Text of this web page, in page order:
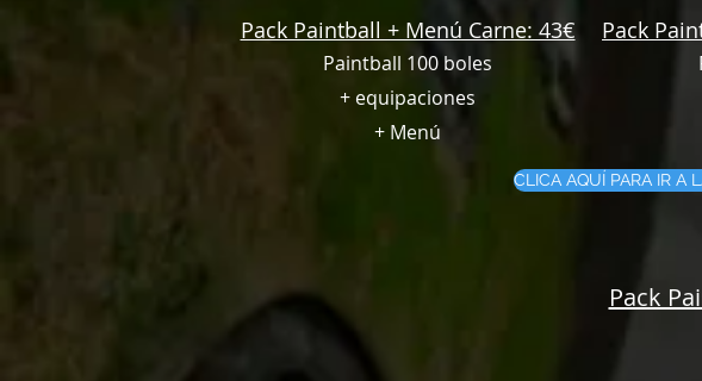
Pack Paintball + Menú Carne: 43€
Paintball 100 boles
+ equipaciones
+ Menú
CLICA AQUÍ PARA IR A
Pack
Pack